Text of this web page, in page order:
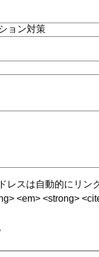
スは自動的にリン
<em> <strong>